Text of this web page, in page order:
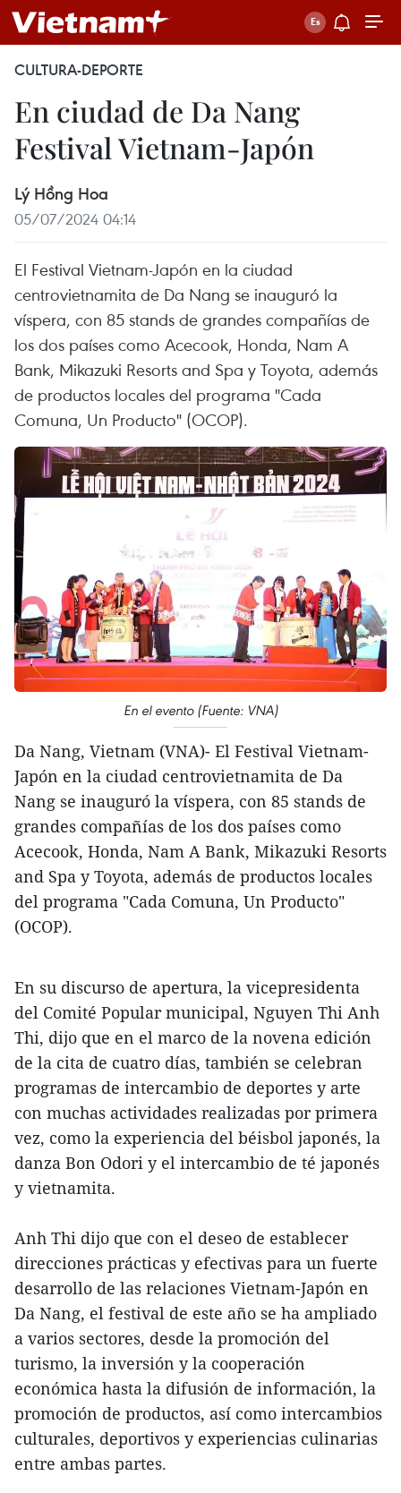
CULTURA-DEPORTE
En ciudad de Da Nang
Festival Vietnam-Japón
Lý Hồng Hoa
05/07/2024 04:14
El Festival Vietnam-Japón en la ciudad
centrovietnamita de Da Nang se inauguró la
víspera, con 85 stands de grandes compañías de
los dos países como Acecook, Honda, Nam A
Bank, Mikazuki Resorts and Spa y Toyota, además
de productos locales del programa "Cada
Comuna, Un Producto" (OCOP).
En el evento (Fuente: VNA)
Da Nang, Vietnam (VNA)- El Festival Vietnam-
Japón en la ciudad centrovietnamita de Da
Nang se inauguró la víspera, con 85 stands de
grandes compañías de los dos países como
Acecook, Honda, Nam A Bank, Mikazuki Resorts
and Spa y Toyota, además de productos locales
del programa "Cada Comuna, Un Producto"
(OCOP).
En su discurso de apertura, la vicepresidenta
del Comité Popular municipal, Nguyen Thi Anh
Thi, dijo que en el marco de la novena edición
de la cita de cuatro días, también se celebran
programas de intercambio de deportes y arte
con muchas actividades realizadas por primera
vez, como la experiencia del béisbol japonés, la
danza Bon Odori y el intercambio de té japonés
y vietnamita.
Anh Thi dijo que con el deseo de establecer
direcciones prácticas y efectivas para un fuerte
desarrollo de las relaciones Vietnam-Japón en
Da Nang, el festival de este año se ha ampliado
a varios sectores, desde la promoción del
turismo, la inversión y la cooperación
económica hasta la difusión de información, la
promoción de productos, así como intercambios
culturales, deportivos y experiencias culinarias
entre ambas partes.